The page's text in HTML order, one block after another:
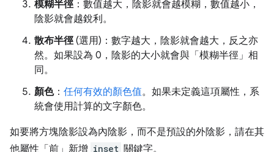
模糊半徑：數值越大，陰影就會越模糊，數值越小，
陰影就會越銳利。
散布半徑(選用)：數字越大，陰影就會越大，反之亦
然。如果設為 0，陰影的大小就會與「模糊半徑」 相
同。
顏色： 任何有效的顏色值。如果未定義這項屬性，系
統會使用計算的文字顏色。
如要將方塊陰影設為內陰影，而不是預設的外陰影，請在其
他屬性「前」 新增 inset 關鍵字。